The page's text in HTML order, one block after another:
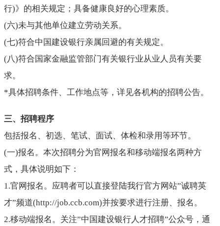
行)》的相关规定；具备健康良好的心理素质。
(六)未与其他单位建立劳动关系。
(七)符合中国建设银行亲属回避的有关规定。
(八)符合国家金融监管部门有关银行业从业人员有关要
求。
*具体招聘条件、工作地点等，详见各机构的招聘公告。
三、招聘程序
包括报名、初选、笔试、面试、体检和录用等环节。
(一)报名。本次招聘分为官网报名和移动端报名两种方
式，具体说明如下：
1.官网报名。应聘者可以直接登陆我行官方网站”诚聘英
才”频道(http://job.ccb.com)并按要求进行注册、报名。
2.移动端报名。关注”中国建设银行人才招聘”公众号，通